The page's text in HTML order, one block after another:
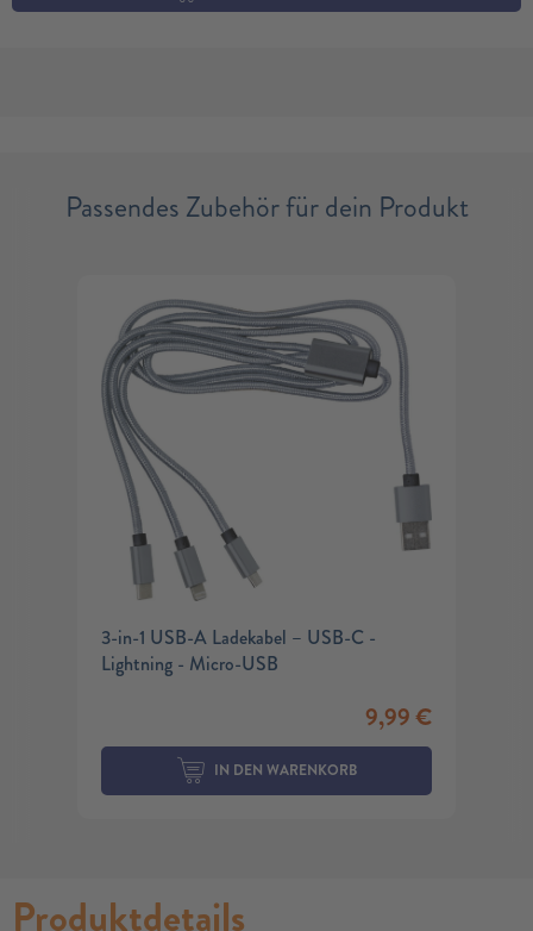
Passendes Zubehör für dein Produkt
3-in-1 USB-A Ladekabel – USB-C -
Lightning - Micro-USB
9,99€
IN DEN WARENKORB
Produktdetails